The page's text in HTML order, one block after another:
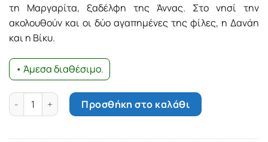
τη Μαργαρίτα, ξαδέλφη της Άννας. Στο νησί την
ακολουθούν και οι δύο αγαπημένες της φίλες, η Δανάη
και η Βίκυ.
• Άμεσα διαθέσιμο.
Μια βόλτα στον παράδεισο ποσότητα
Προσθήκη στο καλάθι